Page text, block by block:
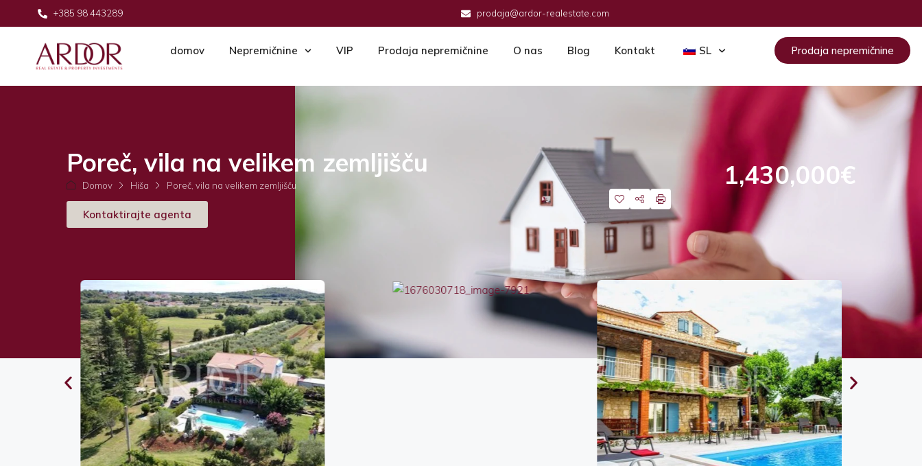
+385 98 443289 prodaja@ardor-realestate.com
domov Nepremičnine VIP Prodaja nepremičnine O nas Blog Kontakt SL Prodaja nepremičnine
Poreč, vila na velikem zemljišču
Domov Hiša Poreč, vila na velikem zemljišču
Kontaktirajte agenta
1,430,000€